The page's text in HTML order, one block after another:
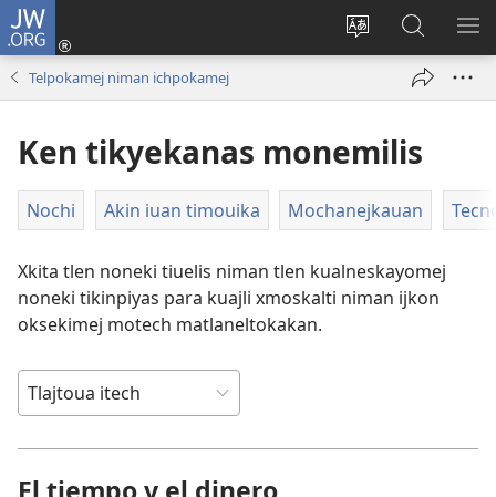
JW.ORG
Xpatili
ipan sitio
Iniciar
sesión
ventana)
Xtejtemo
ipan
jw.org
Telpokamej niman ichpokamej
Ken tikyekanas monemilis
Nochi Akin iuan timouika Mochanejkauan
Xkita tlen noneki tiuelis niman tlen kualneskayomej
noneki tikinpiyas para kuajli xmoskalti niman ijkon
oksekimej motech matlaneltokakan.